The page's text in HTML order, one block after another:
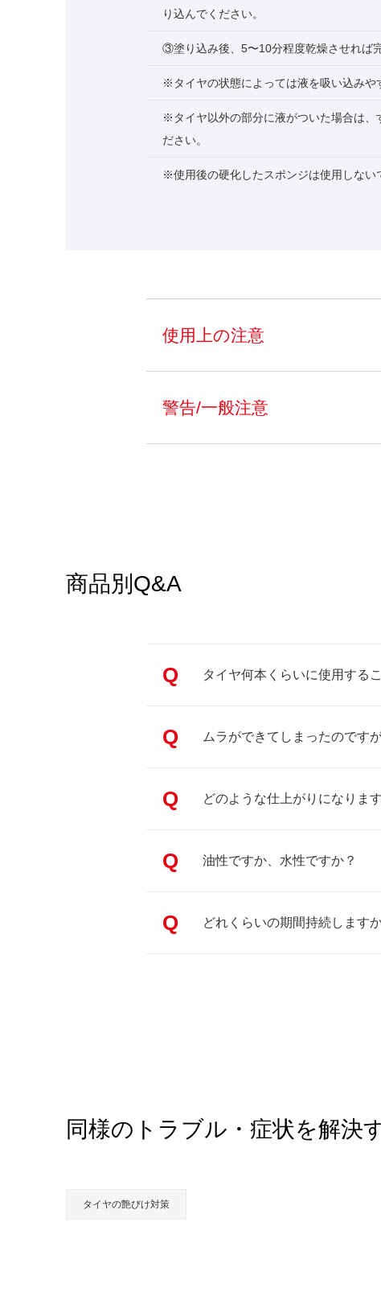
り込んでください。
③塗り込み後、5〜10分程度乾燥させれば完
※タイヤの状態によっては液を吸い込みや
※タイヤ以外の部分に液がついた場合は、
ださい。
※使用後の硬化したスポンジは使用しない
使用上の注意
警告/一般注意
商品別Q&A
Q タイヤ何本くらいに使用する
Q ムラができてしまったのです
Q どのような仕上がりになりま
Q 油性ですか、水性ですか？
Q どれくらいの期間持続します
同様のトラブル・症状を解決
タイヤの艶びけ対策